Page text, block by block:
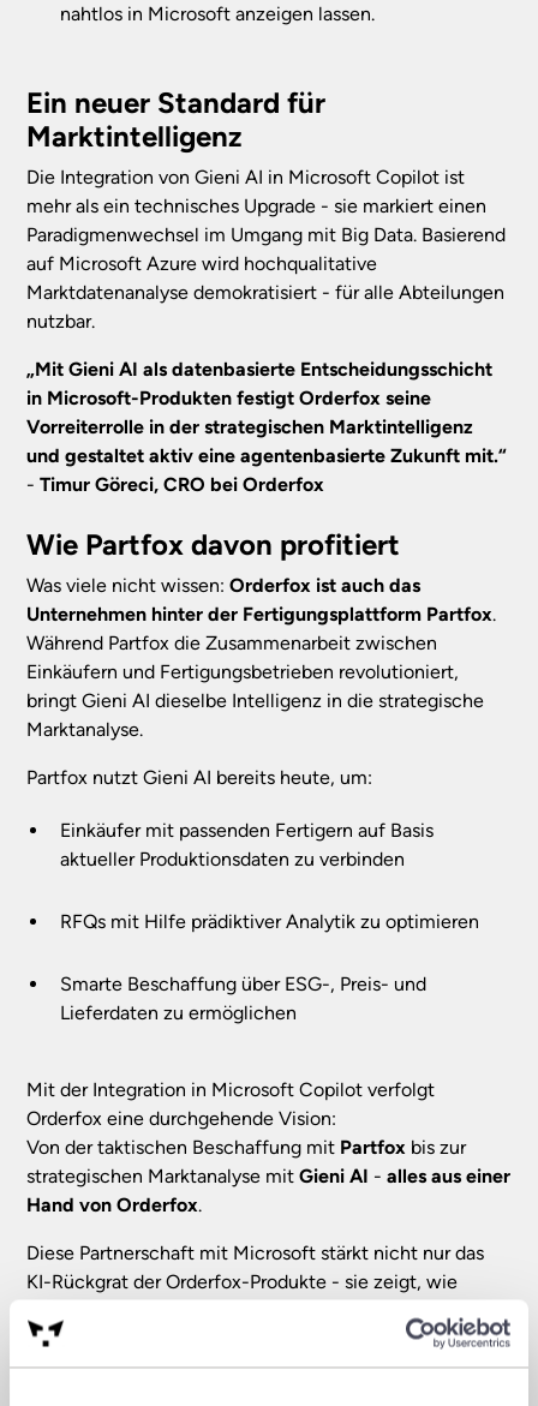
nahtlos in Microsoft anzeigen lassen.
Ein neuer Standard für
Marktintelligenz
Die Integration von Gieni AI in Microsoft Copilot ist
mehr als ein technisches Upgrade - sie markiert einen
Paradigmenwechsel im Umgang mit Big Data. Basierend
auf Microsoft Azure wird hochqualitative
Marktdatenanalyse demokratisiert - für alle Abteilungen
nutzbar.
„Mit Gieni AI als datenbasierte Entscheidungsschicht
in Microsoft-Produkten festigt Orderfox seine
Vorreiterrolle in der strategischen Marktintelligenz
und gestaltet aktiv eine agentenbasierte Zukunft mit.“
-Timur Göreci, CRO bei Orderfox
Wie Partfox davon profitiert
Was viele nicht wissen:Orderfox ist auch das
Unternehmen hinter der Fertigungsplattform Partfox.
Während Partfox die Zusammenarbeit zwischen
Einkäufern und Fertigungsbetrieben revolutioniert,
bringt Gieni AI dieselbe Intelligenz in die strategische
Marktanalyse.
Partfox nutzt Gieni AI bereits heute, um:
Einkäufer mit passenden Fertigern auf Basis
aktueller Produktionsdaten zu verbinden
RFQs mit Hilfe prädiktiver Analytik zu optimieren
Smarte Beschaffung über ESG-, Preis- und
Lieferdaten zu ermöglichen
Mit der Integration in Microsoft Copilot verfolgt
Orderfox eine durchgehende Vision:
Von der taktischen Beschaffung mit Partfox bis zur
strategischen Marktanalyse mitGieni AI -alles aus einer
Hand von Orderfox.
Diese Partnerschaft mit Microsoft stärkt nicht nur das
KI-Rückgrat der Orderfox-Produkte - sie zeigt, wie
und Datenanalyse auflösen kann.